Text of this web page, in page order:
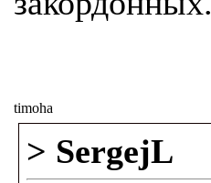
timoha
> SergejL